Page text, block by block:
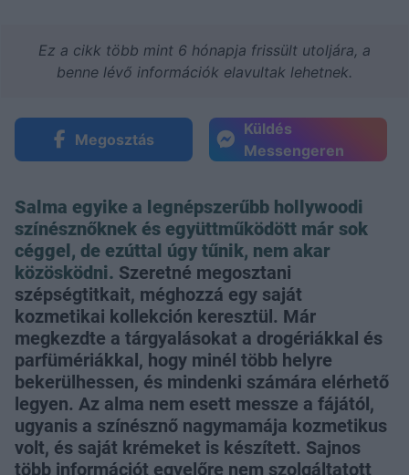
Ez a cikk több mint 6 hónapja frissült utoljára, a
benne lévő információk elavultak lehetnek.
Megosztás
Küldés
Messengeren
Salma egyike a legnépszerűbb hollywoodi
színésznőknek és együttműködött már sok
céggel, de ezúttal úgy tűnik, nem akar
közösködni. Szeretné megosztani
szépségtitkait, méghozzá egy saját
kozmetikai kollekción keresztül. Már
megkezdte a tárgyalásokat a drogériákkal és
parfümériákkal, hogy minél több helyre
bekerülhessen, és mindenki számára elérhető
legyen. Az alma nem esett messze a fájától,
ugyanis a színésznő nagymamája kozmetikus
volt, és saját krémeket is készített. Sajnos
több információt egyelőre nem szolgáltatott